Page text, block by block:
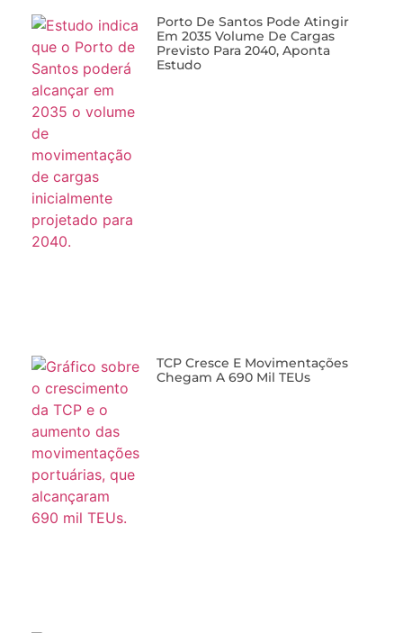
Porto De Santos Pode Atingir
Em 2035 Volume De Cargas
Previsto Para 2040, Aponta
Estudo
TCP Cresce E Movimentações
Chegam A 690 Mil TEUs